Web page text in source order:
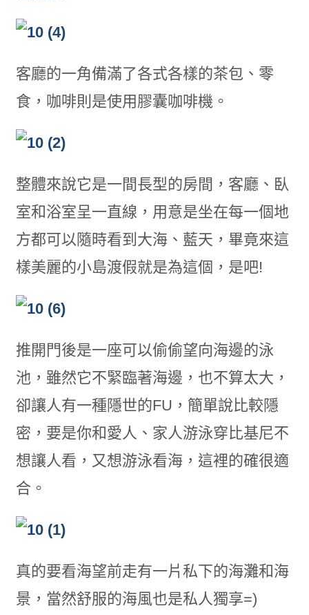
客廳的一角備滿了各式各樣的茶包、零
食，咖啡則是使用膠囊咖啡機。
整體來說它是一間長型的房間，客廳、臥
室和浴室呈一直線，用意是坐在每一個地
方都可以隨時看到大海、藍天，畢竟來這
樣美麗的小島渡假就是為這個，是吧!
推開門後是一座可以偷偷望向海邊的泳
池，雖然它不緊臨著海邊，也不算太大，
卻讓人有一種隱世的FU，簡單說比較隱
密，要是你和愛人、家人游泳穿比基尼不
想讓人看，又想游泳看海，這裡的確很適
合。
真的要看海望前走有一片私下的海灘和海
景，當然舒服的海風也是私人獨享=)